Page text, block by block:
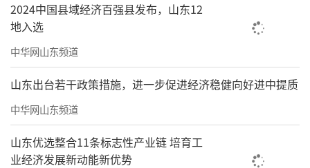
2024中国县域经济百强县发布，山东12
地入选
中华网山东频道
山东出台若干政策措施，进一步促进经济稳健向好进中提质
中华网山东频道
山东优选整合11条标志性产业链 培育工
业经济发展新动能新优势